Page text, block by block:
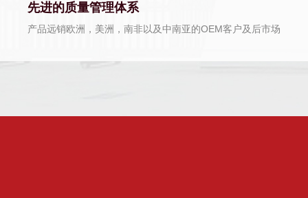
先进的质量管理体系
产品远销欧洲，美洲，南非以及中南亚的OEM客户及后市场